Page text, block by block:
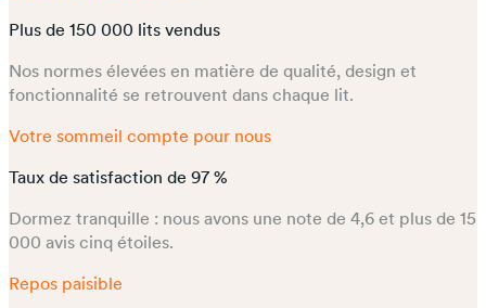
Plus de 150 000 lits vendus
Nos normes élevées en matière de qualité, design et
fonctionnalité se retrouvent dans chaque lit.
Votre sommeil compte pour nous
Taux de satisfaction de 97 %
Dormez tranquille : nous avons une note de 4,6 et plus de 15
000 avis cinq étoiles.
Repos paisible